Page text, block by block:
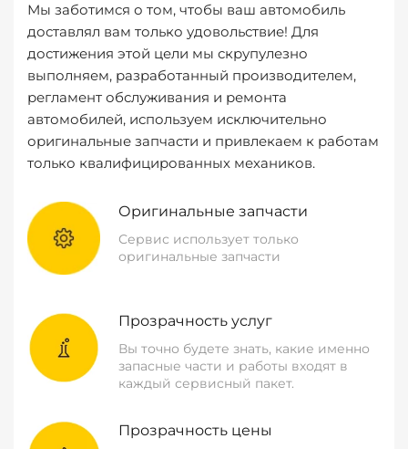
Мы заботимся о том, чтобы ваш автомобиль
доставлял вам только удовольствие! Для
достижения этой цели мы скрупулезно
выполняем, разработанный производителем,
регламент обслуживания и ремонта
автомобилей, используем исключительно
оригинальные запчасти и привлекаем к работам
только квалифицированных механиков.
Оригинальные запчасти
Сервис использует только
оригинальные запчасти
Прозрачность услуг
Вы точно будете знать, какие именно
запасные части и работы входят в
каждый сервисный пакет.
Прозрачность цены